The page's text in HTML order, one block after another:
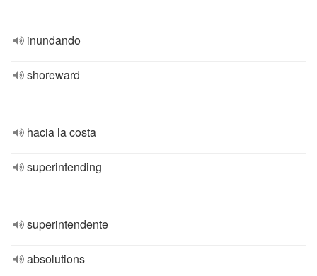
inundando
shoreward
hacia la costa
superintending
superintendente
absolutions